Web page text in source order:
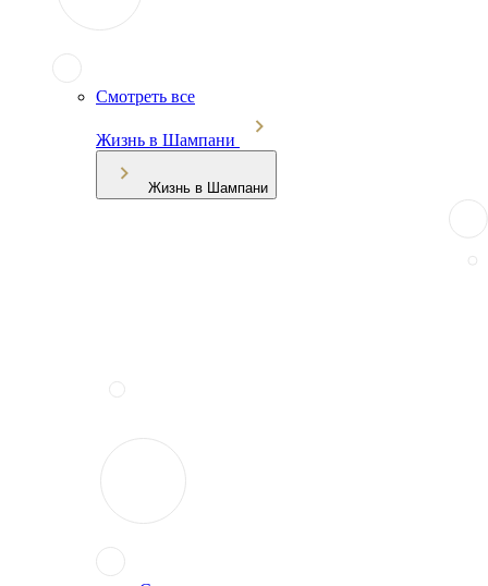
Смотреть все
Жизнь в Шампани
Жизнь в Шампани